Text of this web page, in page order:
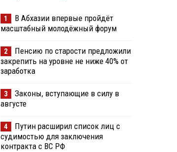
1
В Абхазии впервые пройдёт
масштабный молодёжный форум
2
Пенсию по старости предложили
закрепить на уровне не ниже 40% от
заработка
3
Законы, вступающие в силу в
августе
4
Путин расширил список лиц с
судимостью для заключения
контракта с ВС РФ